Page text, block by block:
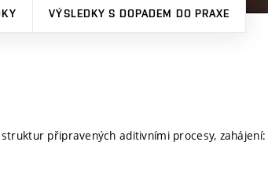
VÝSLEDKY S DOPADEM DO PRAXE
připravených aditivními procesy,